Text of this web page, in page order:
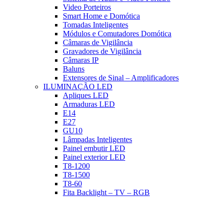
Video Porteiros
Smart Home e Domótica
Tomadas Inteligentes
Módulos e Comutadores Domótica
Câmaras de Vigilância
Gravadores de Vigilância
Câmaras IP
Baluns
Extensores de Sinal – Amplificadores
ILUMINAÇÃO LED
Apliques LED
Armaduras LED
E14
E27
GU10
Lâmpadas Inteligentes
Painel embutir LED
Painel exterior LED
T8-1200
T8-1500
T8-60
Fita Backlight – TV – RGB